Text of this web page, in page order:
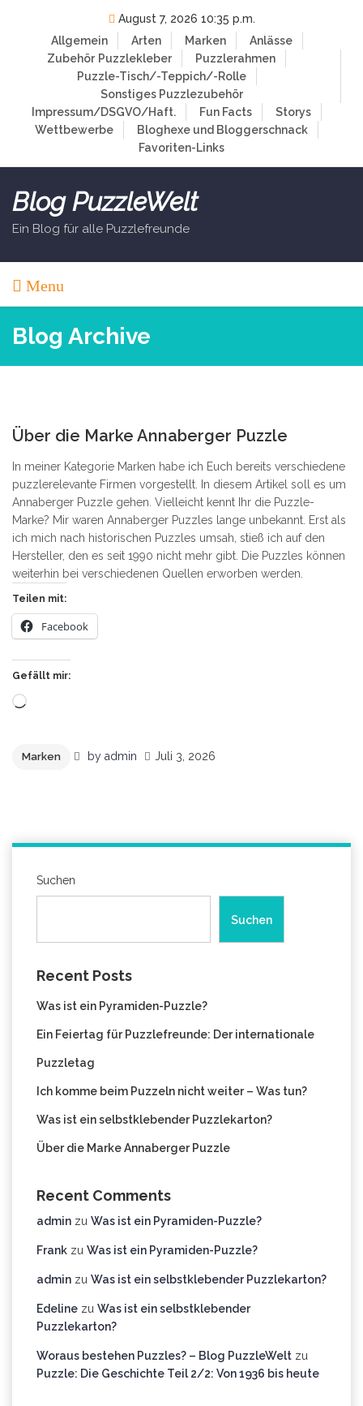
August 7, 2026 10:35 p.m.
Allgemein
Arten Marken
Anlässe
Zubehör Puzzlekleber
Puzzlerahmen
Puzzle-Tisch/-Teppich/-Rolle
Sonstiges Puzzlezubehör
Impressum/DSGVO/Haft.
Fun Facts
Storys
Wettbewerbe
Bloghexe und Bloggerschnack
Favoriten-Links
Blog PuzzleWelt
Ein Blog für alle Puzzlefreunde
Menu
Blog Archive
Über die Marke Annaberger Puzzle
In meiner Kategorie Marken habe ich Euch bereits verschiedene
puzzlerelevante Firmen vorgestellt. In diesem Artikel soll es um
Annaberger Puzzle gehen. Vielleicht kennt Ihr die Puzzle-
Marke? Mir waren Annaberger Puzzles lange unbekannt. Erst als
ich mich nach historischen Puzzles umsah, stieß ich auf den
Hersteller, den es seit 1990 nicht mehr gibt. Die Puzzles können
weiterhin bei verschiedenen Quellen erworben werden.
Teilen mit:
Facebook
Gefällt mir:
Wird
Marken by admin Juli 3, 2026
Suchen
Suchen
Recent Posts
Was ist ein Pyramiden-Puzzle?
Ein Feiertag für Puzzlefreunde: Der internationale
Puzzletag
Ich komme beim Puzzeln nicht weiter – Was tun?
Was ist ein selbstklebender Puzzlekarton?
Über die Marke Annaberger Puzzle
Recent Comments
admin zu Was ist ein Pyramiden-Puzzle?
Frank zu Was ist ein Pyramiden-Puzzle?
admin zu Was ist ein selbstklebender Puzzlekarton?
Edeline zu Was ist ein selbstklebender
Puzzlekarton?
Woraus bestehen Puzzles? – Blog PuzzleWelt zu
Puzzle: Die Geschichte Teil 2/2: Von 1936 bis heute